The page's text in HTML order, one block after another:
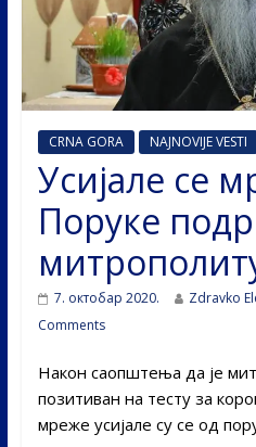
CRNA GORA NAJNOVIJE VESTI
Усијале се
Поруке
7. октобар 2020. Zdravko
Comments
Након саопштења да је
позитиван на тесту за
мреже усијале су се од